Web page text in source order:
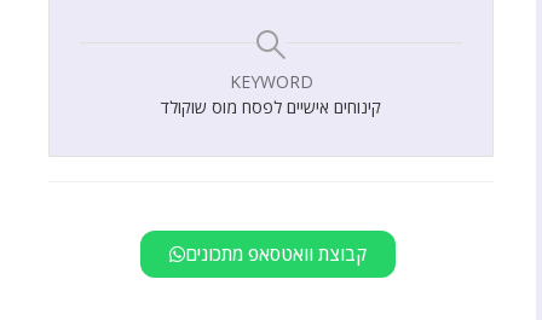
KEYWORD
קינוחים אישיים לפסח מוס שוקולד
קבוצת וואטסאפ מתכונים